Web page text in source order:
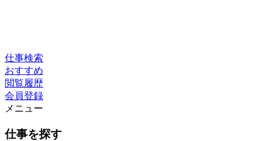
仕事検索
おすすめ
閲覧履歴
会員登録
メニュー
仕事を探す